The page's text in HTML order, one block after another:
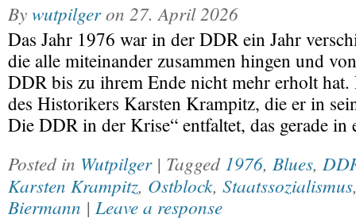
Bywutpilgeron 27. April 2026
Das Jahr 1976 war in der DDR ein Jahr
die alle miteinander zusammen hingen und
DDR bis zu ihrem Ende nicht mehr erholt hat.
des Historikers Karsten Krampitz, die er in
Die DDR in der Krise“ entfaltet, das gerade
Posted in Wutpilger | Tagged 1976, Blues,
Karsten Krampitz, Ostblock, Staatssozialismus
Biermann | Leave a response